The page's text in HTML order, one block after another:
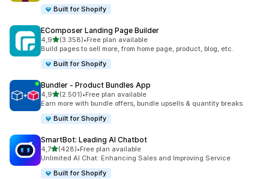
Built for Shopify
EComposer Landing Page Builder
4,95 yıldız üzerinden
(3.358)
toplam 3358 değerlendirme
•Free plan available
Build pages to sell more, from home page, product, blog, etc.
Built for Shopify
Bundler ‑ Product Bundles App
4,95 yıldız üzerinden
(2.501)
toplam 2501 değerlendirme
•Free plan available
Earn more with bundle offers, bundle upsells & quantity breaks
Built for Shopify
SmartBot: Leading AI Chatbot
4,75 yıldız üzerinden
(428)
toplam 428 değerlendirme
•Free plan available
Unlimited AI Chat: Enhancing Sales and Improving Service
Built for Shopify